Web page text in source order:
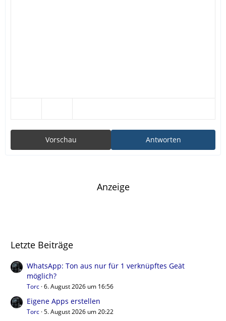
Antworten
Vorschau
Anzeige
Letzte Beiträge
WhatsApp: Ton aus nur für 1 verknüpftes Geät
möglich?
Torc 6. August 2026 um 16:56
Eigene Apps erstellen
Torc 5. August 2026 um 20:22